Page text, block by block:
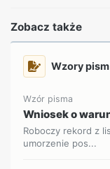
Zobacz także
Wzory pism
Wzór pisma
Wniosek o
Roboczy rekord z
umorzenie pos...